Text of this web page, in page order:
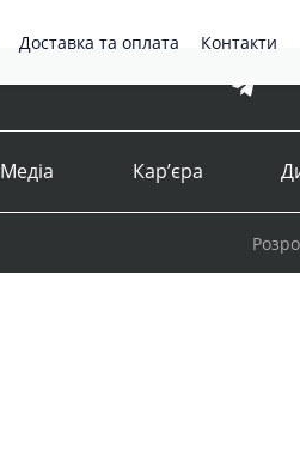
Доставка та оплата Контакти
Медіа Кар’єра